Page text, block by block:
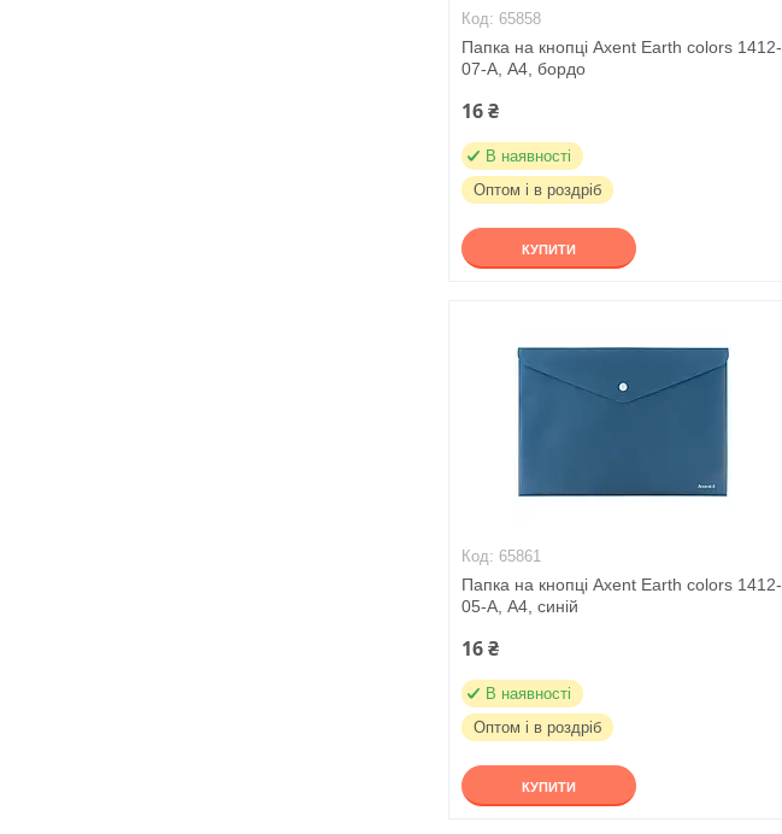
65858
Папка на кнопці Axent Earth colors 1412-
07-A, А4, бордо
16 ₴
В наявності
Оптом і в роздріб
КУПИТИ
65861
Папка на кнопці Axent Earth colors 1412-
05-A, А4, синій
16 ₴
В наявності
Оптом і в роздріб
КУПИТИ